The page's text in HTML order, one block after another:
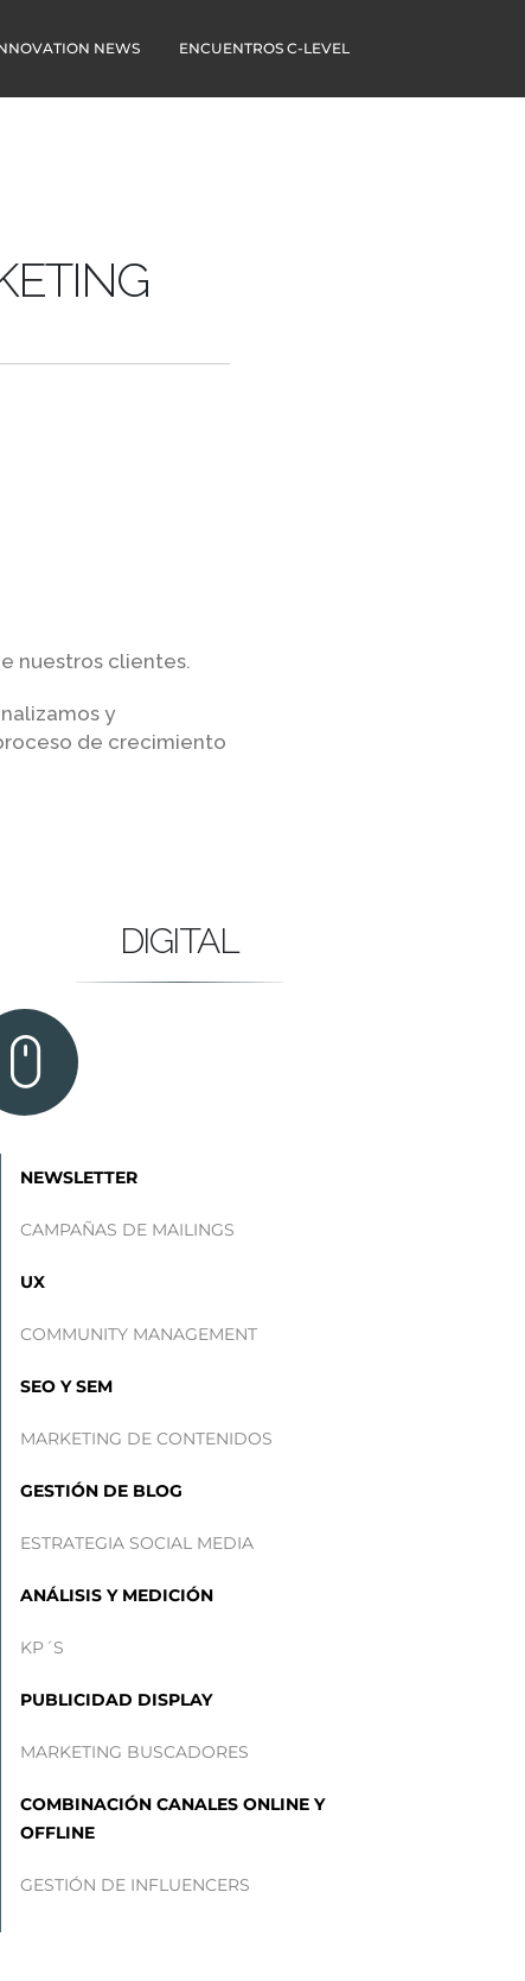
NEWS ENCUENTROS C-LEVEL
nuestros clientes.
y
de crecimiento
DIGITAL
NEWSLETTER
CAMPAÑAS DE MAILINGS
UX
COMMUNITY MANAGEMENT
SEO Y SEM
MARKETING DE CONTENIDOS
GESTIÓN DE BLOG
ESTRATEGIA SOCIAL MEDIA
ANÁLISIS Y MEDICIÓN
KP´S
PUBLICIDAD DISPLAY
MARKETING BUSCADORES
COMBINACIÓN CANALES ONLINE Y
OFFLINE
GESTIÓN DE INFLUENCERS